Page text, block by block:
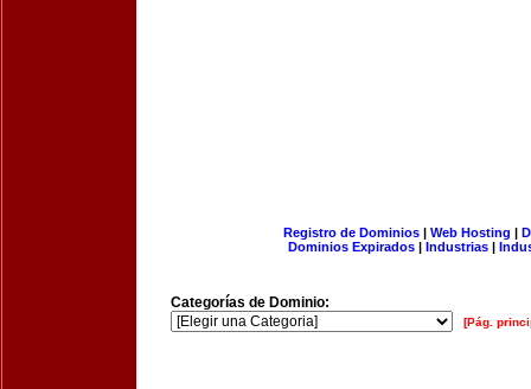
Registro de Dominios| Web Hosting |
Dominios Expirados | Industrias |
Categorías de Dominio:
[Pág.